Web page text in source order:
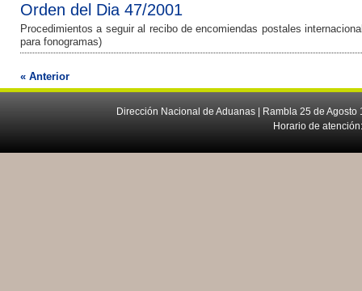
Orden del Dia 47/2001
Procedimientos a seguir al recibo de encomiendas postales
para fonogramas)
« Anterior
Dirección Nacional de Aduanas | Rambla 25 de
Horario de